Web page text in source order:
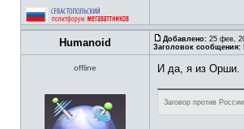
Humanoid Добавлено: 25 фев,
Заголовок сообщения:
offline И да, я из Орши.
Заговор против